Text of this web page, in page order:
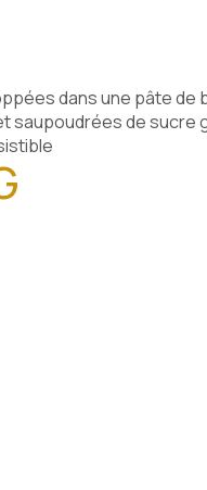
dans une pâte de
saupoudrées de sucre